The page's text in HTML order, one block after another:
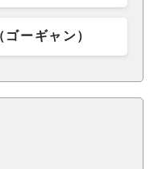
ーギャン）